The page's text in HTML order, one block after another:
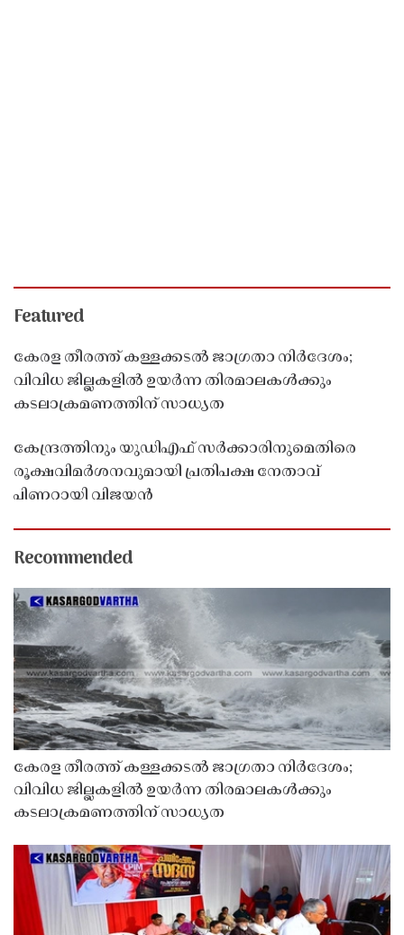
Featured
കേരള തീരത്ത് കള്ളക്കടൽ ജാഗ്രതാ നിർദേശം;
വിവിധ ജില്ലകളിൽ ഉയർന്ന തിരമാലകൾക്കും
കടലാക്രമണത്തിന് സാധ്യത
കേന്ദ്രത്തിനും യുഡിഎഫ് സർക്കാരിനുമെതിരെ
രൂക്ഷവിമർശനവുമായി പ്രതിപക്ഷ നേതാവ്
പിണറായി വിജയൻ
Recommended
കേരള തീരത്ത് കള്ളക്കടൽ ജാഗ്രതാ നിർദേശം;
വിവിധ ജില്ലകളിൽ ഉയർന്ന തിരമാലകൾക്കും
കടലാക്രമണത്തിന് സാധ്യത